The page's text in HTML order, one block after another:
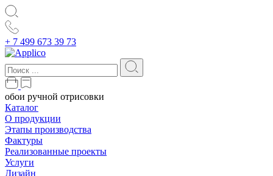
+ 7 499 673 39 73
обои ручной отрисовки
Каталог
О продукции
Этапы производства
Фактуры
Реализованные проекты
Услуги
Дизайн